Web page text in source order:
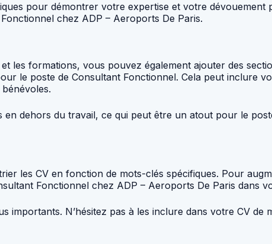
pour démontrer votre expertise et votre dévouement
chez ADP – Aeroports De Paris.
les formations, vous pouvez également ajouter des
le poste de Consultant Fonctionnel. Cela peut inclure
dehors du travail, ce qui peut être un atout pour le
les CV en fonction de mots-clés spécifiques. Pour
Fonctionnel chez ADP – Aeroports De Paris dans
importants. N’hésitez pas à les inclure dans votre CV de